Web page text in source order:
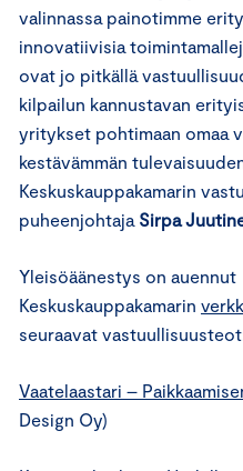
valinnassa painotimme
innovatiivisia
ovat jo pitkällä
kilpailun kannustavan
yritykset pohtimaan omaa
kestävämmän
Keskuskauppakamarin
puheenjohtaja Sirpa
Yleisöäänestys on auennut
Keskuskauppakamarin
seuraavat
Vaatelaastari –
Design Oy)